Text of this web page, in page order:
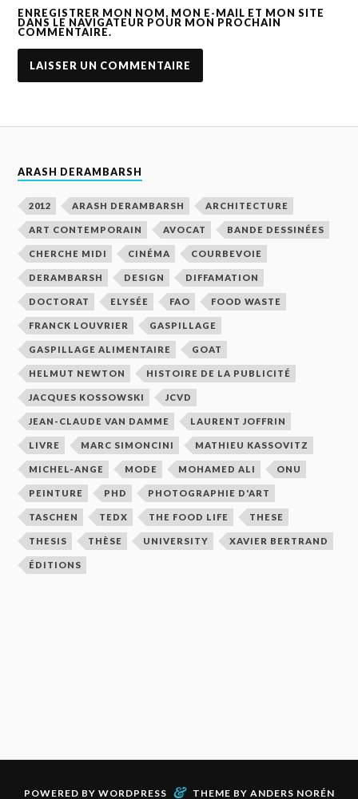
ENREGISTRER MON NOM, MON E-MAIL ET MON SITE
DANS LE NAVIGATEUR POUR MON PROCHAIN
COMMENTAIRE.
ARASH DERAMBARSH
2012 ARASH DERAMBARSH ARCHITECTURE
ART CONTEMPORAIN AVOCAT BANDE DESSINÉES
CHERCHE MIDI CINÉMA COURBEVOIE
DERAMBARSH DESIGN DIFFAMATION
DOCTORAT ELYSÉE FAO FOOD WASTE
FRANCK LOUVRIER GASPILLAGE
GASPILLAGE ALIMENTAIRE GOAT
HELMUT NEWTON HISTOIRE DE LA PUBLICITÉ
JACQUES KOSSOWSKI JCVD
JEAN-CLAUDE VAN DAMME LAURENT JOFFRIN
LIVRE MARC SIMONCINI MATHIEU KASSOVITZ
MICHEL-ANGE MODE MOHAMED ALI ONU
PEINTURE PHD PHOTOGRAPHIE D'ART
TASCHEN TEDX THE FOOD LIFE THESE
THESIS THÈSE UNIVERSITY XAVIER BERTRAND
ÉDITIONS
POWERED BY WORDPRESS & THEME BY ANDERS NORÉN